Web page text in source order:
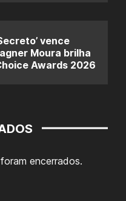
vence
Moura brilha
Awards 2026
encerrados.